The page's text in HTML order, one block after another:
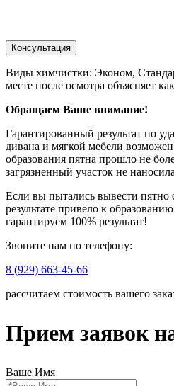
Консультация
Виды химчистки: Эконом,
месте после осмотра объясняет
Обращаем Ваше внимание!
Гарантированный результат по
дивана и мягкой мебели
образования пятна прошло не
загрязненный участок не
Если вы пытались вывести пятно
результате привело к
гарантируем 100% результат!
Звоните нам по телефону:
8 (929) 663-45-66
рассчитаем стоимость вашего
Прием заявок
Ваше Имя